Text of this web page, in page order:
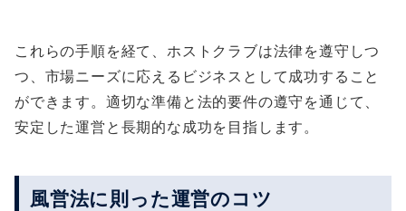
これらの手順を経て、ホストクラブは法律を遵守しつ
つ、市場ニーズに応えるビジネスとして成功すること
ができます。適切な準備と法的要件の遵守を通じて、
安定した運営と長期的な成功を目指します。
風営法に則った運営のコツ